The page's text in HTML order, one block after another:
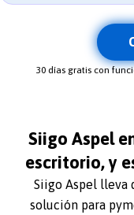
30 días gratis con
Siigo Aspel
escritorio, y
Siigo Aspel lleva
solución para